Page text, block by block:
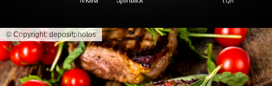
© Copyright: depositphotos